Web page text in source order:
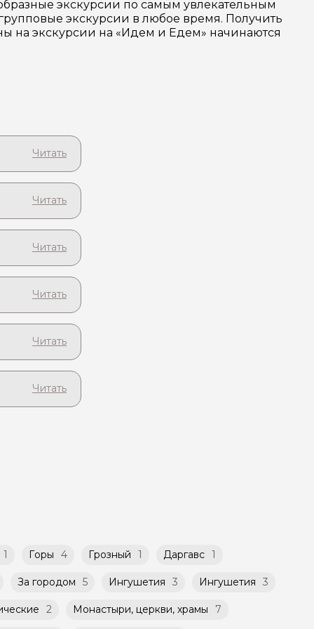
экскурсии по самым увлекательным
экскурсии в любое время. Получить
на экскурсии на «Идем и Едем» начинаются
и
заказе
1 Горы 4 Грозный 1 Даргавс 1
За городом 5 Ингушетия 3 Ингушетия 3
2 Монастыри, церкви, храмы 7